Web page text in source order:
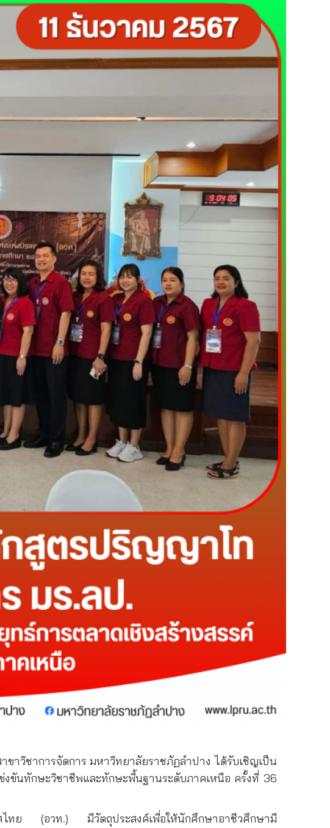
าวิชาการจัดการ มหาวิทยาลัยราชภัฏลำปาง ได้รับเชิญเป็น
งขันทักษะวิชาชีพและทักษะพื้นฐานระดับภาคเหนือ ครั้งที่ 36
ทศไทย (อวท.) มีวัตถุประสงค์เพื่อให้นักศึกษาอาชีวศึกษามี